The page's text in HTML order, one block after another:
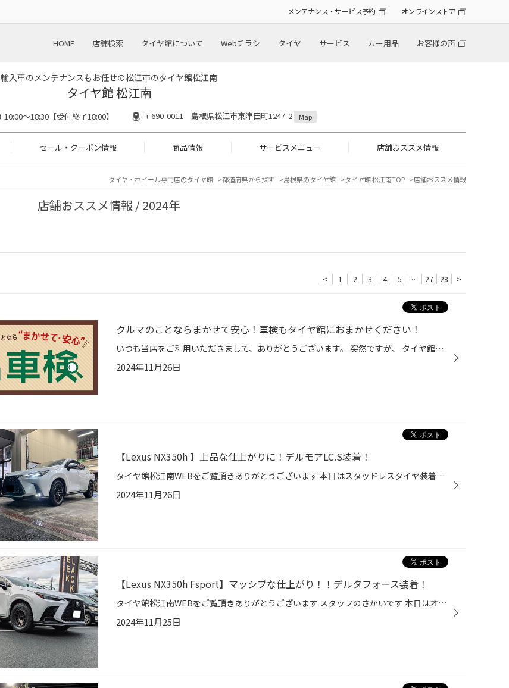
メンテナンス・サービス予約 オンラインストア
HOME 店舗検索 タイヤ館について Webチラシ タイヤ サービス カー用品 お客様の声
輸入車のメンテナンスもお任せの松江市のタイヤ館松江南
タイヤ館 松江南
10:00～18:30【受付終了18:00】 〒690-0011 島根県松江市東津田町1247-2 Map
セール・クーポン情報 商品情報 サービスメニュー 店舗おススメ情報
タイヤ・ホイール専門店のタイヤ館 都道府県から探す 島根県のタイヤ館 タイヤ館 松江南TOP 店舗おススメ情報
店舗おススメ情報 / 2024年
< 1 2 3 4 5 … 27 28 >
クルマのことならまかせて安心！車検もタイヤ館におまかせください！
いつも当店をご利用いただきまして、ありがとうございます。 突然ですが、 タイヤ館でおクルマの車検も取り扱っていることご存じですか？ タイヤ館といえば、タイヤ専門店というイメージから、 タイヤを購入するだけのお店というイメージを持たれているお客様も多く、 車検も取り扱っていることをお...
2024年11月26日
【Lexus NX350h 】上品な仕上がりに！デルモアLC.S装着！
タイヤ館松江南WEBをご覧頂きありがとうございます 本日はスタッドレスタイヤ装着の紹介です！ レクサス新型NXにブリヂストンDM-V3、WedsデルモアLC.S装着です！ 純正18インチを17インチまでインチダウン！ 装着するホイールはWedsデルモアLC.S！ Delmoreは、車種専用ホイールブランドで、そのブラ...
2024年11月26日
【Lexus NX350h Fsport】マッシブな仕上がり！！デルタフォース装着！
タイヤ館松江南WEBをご覧頂きありがとうございます スタッフのさかいです 本日はオフ系カスタムのご紹介！ レクサス新型NXに大人気デルタフォースを装着です！ ※当記事でご紹介する内容はメーカー適合確認されてない為、 装着可否に関して保証するものではございません。 純正20インチを17インチま...
2024年11月25日